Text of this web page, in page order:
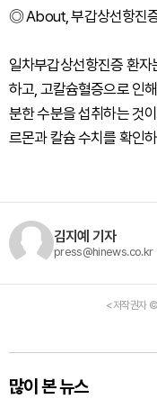
◎ About, 부갑상선항진
일차부갑상선항진증 환자
하고, 고칼슘혈증으로 인
분한 수분을 섭취하는 것
르몬과 칼슘 수치를 확인
김지예 기자
press@hinews.co.kr
<저작권자 ©
많이 본 뉴스